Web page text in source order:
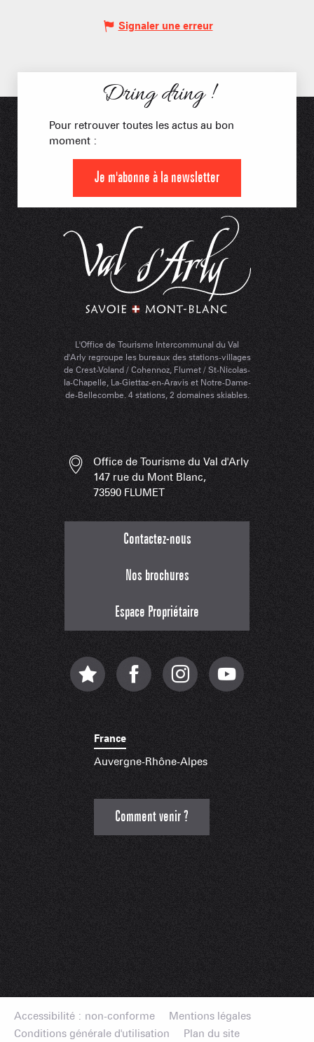
Signaler une erreur
L'Office de Tourisme Intercommunal du Val
d'Arly regroupe les bureaux des stations-villages
de Crest-Voland / Cohennoz, Flumet / St-Nicolas-
la-Chapelle, La-Giettaz-en-Aravis et Notre-Dame-
de-Bellecombe. 4 stations, 2 domaines skiables.
Dring dring !
Pour retrouver toutes les actus au bon
moment :
Je m'abonne à la newsletter
Office de Tourisme du Val d'Arly
147 rue du Mont Blanc,
73590 FLUMET
Contactez-nous
Nos brochures
Espace Propriétaire
France
Auvergne-Rhône-Alpes
Comment venir ?
Accessibilité : non-conforme
Mentions légales
Conditions générale d'utilisation
Plan du site